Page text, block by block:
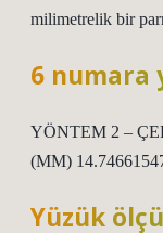
milimetrelik bir
6 numara
YÖNTEM 2 –
(MM)
Yüzük